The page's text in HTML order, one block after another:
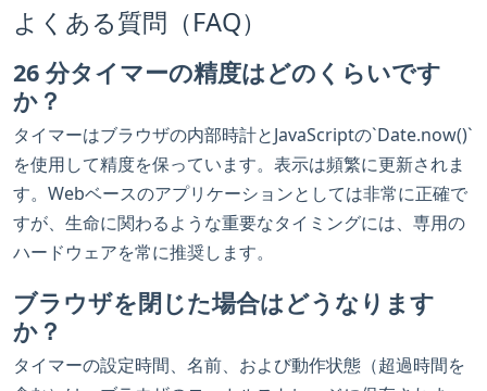
よくある質問（FAQ）
26 分タイマーの精度はどのくらいです
か？
タイマーはブラウザの内部時計とJavaScriptの`Date.now()`
を使用して精度を保っています。表示は頻繁に更新されま
す。Webベースのアプリケーションとしては非常に正確で
すが、生命に関わるような重要なタイミングには、専用の
ハードウェアを常に推奨します。
ブラウザを閉じた場合はどうなります
か？
タイマーの設定時間、名前、および動作状態（超過時間を